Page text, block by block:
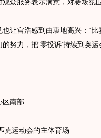
宫浩感到由衷地高兴：“比
努力，把‘零投诉’持续到奥运
南部
运动会的主体育场